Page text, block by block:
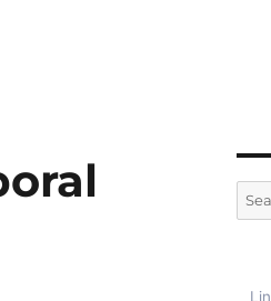
for: